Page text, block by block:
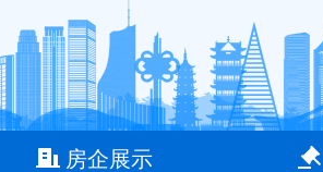
房企展示